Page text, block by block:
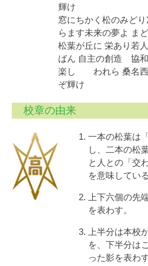
輝け
窓にちかく松のみどり
らます未来の夢よ ま
松葉が丘に 栄あり若
ばん 自主の創造 協
楽し われら 桑名
ぞ輝け
校章の由来
一本の松葉は
し、二本の松
と人との「交
を意味している
上下六個の先
を表わす。
上半分は本校
を、下半分は
った影を表わす